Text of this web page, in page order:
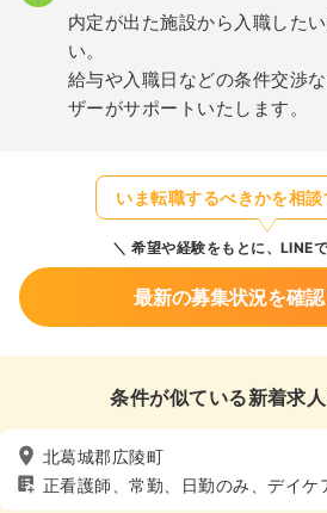
内定が出た施設から入職した
い。
給与や入職日などの条件交渉
ザーがサポートいたします。
いま転職するべきかを相
希望や経験をもとに、LINE
最新の募集状況を確
条件が似ている新着求
北葛城郡広陵町
正看護師、常勤、日勤のみ、デイケ
護・福祉系、土日休み